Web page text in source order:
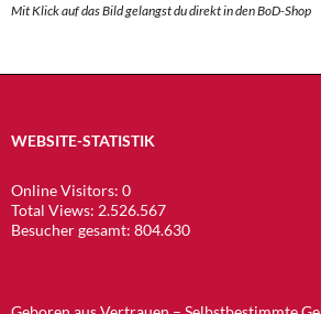
Mit Klick auf das Bild gelangst du direkt in den BoD-Shop
WEBSITE-STATISTIK
Online Visitors: 0
Total Views: 2.526.567
Besucher gesamt: 804.630